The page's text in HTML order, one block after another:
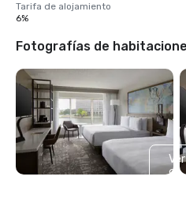
Tarifa de alojamiento
6%
Fotografías de
Ver
9